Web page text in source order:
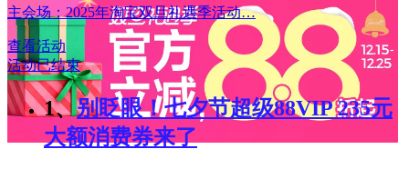
主会场：2025年淘宝双旦礼遇季活动…
查看活动
活动已结束
1、 别眨眼！七夕节超级88VIP 235元
大额消费券来了